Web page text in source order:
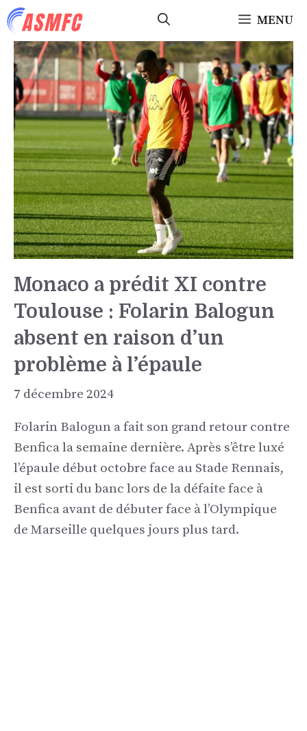
Aller
au
contenu
MENU
Monaco a prédit XI contre
Toulouse : Folarin Balogun
absent en raison d’un
problème à l’épaule
7 décembre 2024
Folarin Balogun a fait son grand retour contre
Benfica la semaine dernière. Après s’être luxé
l’épaule début octobre face au Stade Rennais,
il est sorti du banc lors de la défaite face à
Benfica avant de débuter face à l’Olympique
de Marseille quelques jours plus tard.